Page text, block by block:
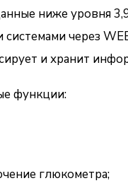
ниже уровня
через
и хранит
функции:
глюкометра;